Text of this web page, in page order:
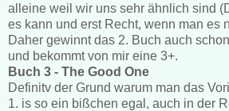
alleine weil wir uns sehr ähnlich sind
es kann und erst Recht, wenn man es
Daher gewinnt das 2. Buch auch
und bekommt von mir eine 3+.
Buch 3 - The Good One
Definitv der Grund warum man das
1. is so ein bißchen egal, auch in der